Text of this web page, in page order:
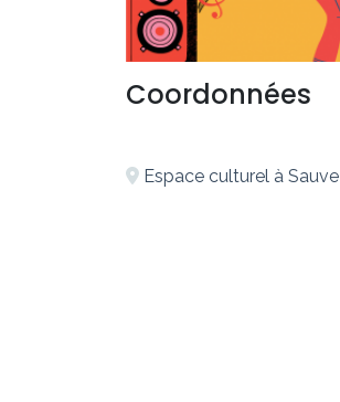
Coordonnées
Espace culturel à Sauve